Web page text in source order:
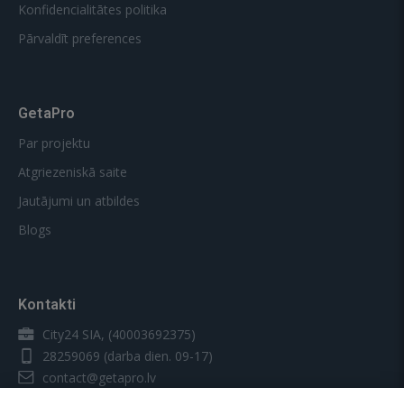
Konfidencialitātes politika
Pārvaldīt preferences
GetaPro
Par projektu
Atgriezeniskā saite
Jautājumi un atbildes
Blogs
Kontakti
City24 SIA, (40003692375)
28259069 (darba dien. 09-17)
contact@getapro.lv